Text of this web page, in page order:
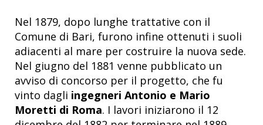
Nel 1879, dopo lunghe trattative con il
Comune di Bari, furono infine ottenuti i suoli
adiacenti al mare per costruire la nuova sede.
Nel giugno del 1881 venne pubblicato un
avviso di concorso per il progetto, che fu
vinto dagli ingegneri Antonio e Mario
Moretti di Roma. I lavori iniziarono il 12